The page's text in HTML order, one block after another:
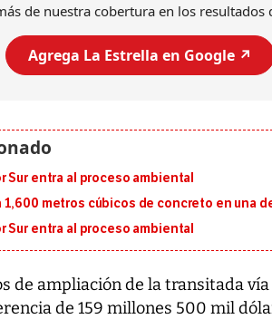
de nuestra cobertura en los resultados
Agrega La Estrella en Google ↗️
Sur entra al proceso ambiental
metros cúbicos de concreto en una
Sur entra al proceso ambiental
de ampliación de la transitada
de 159 millones 500 mil
al sur de